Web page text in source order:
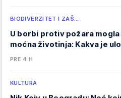
BIODIVERZITET I ZAŠ…
U borbi protiv požara
moćna životinja: Kakva je
PRE 4 H
KULTURA